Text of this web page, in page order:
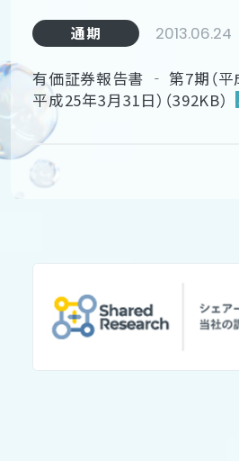
通期 2013.06.24
有価証券報告書 ‐ 第7期（
平成25年3月31日）（392KB）